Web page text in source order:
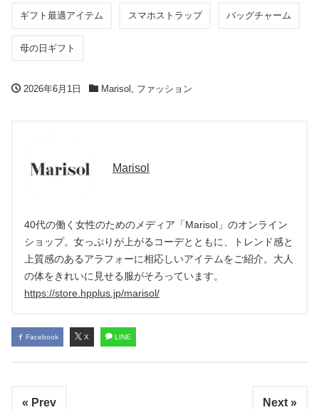
ギフト最適アイテム スマホストラップ バッグチャーム
母の日ギフト
2026年6月1日 Marisol , ファッション
Marisol
40代の働く女性のためのメディア「Marisol」のオンライン
ショップ。女っぷりが上がるコーデとともに、トレンド感と
上質感のあるアラフォーに相応しいアイテムをご紹介。大人
の体をきれいに見せる服がそろっています。
https://store.hpplus.jp/marisol/
Facebook X LINE
« Prev Next »